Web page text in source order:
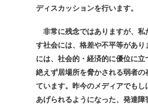
ディスカッションを行います。
非常に残念ではありますが、私
す社会には、格差や不平等があり
には、社会的・経済的に優位に立
絶えず居場所を脅かされる弱者の
ています。 昨今のメディアでもし
あげられるようになった、発達障